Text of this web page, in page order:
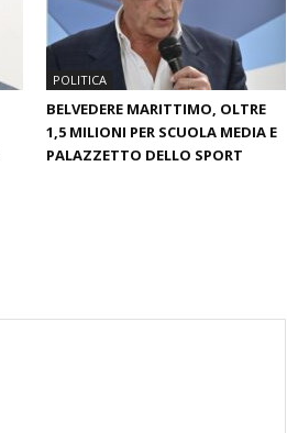
POLITICA
BELVEDERE MARITTIMO, OLTRE
1,5 MILIONI PER SCUOLA MEDIA E
PALAZZETTO DELLO SPORT